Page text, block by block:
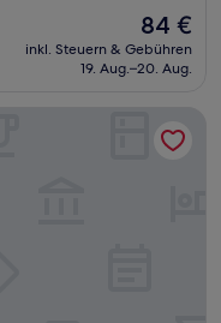
Der
Preis
beträgt
84 €
inkl. Steuern & Gebühren
19. Aug.–20. Aug.
NORTH -